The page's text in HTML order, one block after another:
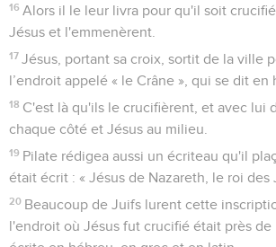
16 Alors il le leur livra pour qu'il soit
Jésus et l'emmenèrent.
17 Jésus, portant sa croix, sortit de la ville
l’endroit appelé « le Crâne », qui se dit en
18 C'est là qu'ils le crucifièrent, et avec lui
chaque côté et Jésus au milieu.
19 Pilate rédigea aussi un écriteau qu'il
était écrit : « Jésus de Nazareth, le roi des
20 Beaucoup de Juifs lurent cette
l'endroit où Jésus fut crucifié était près